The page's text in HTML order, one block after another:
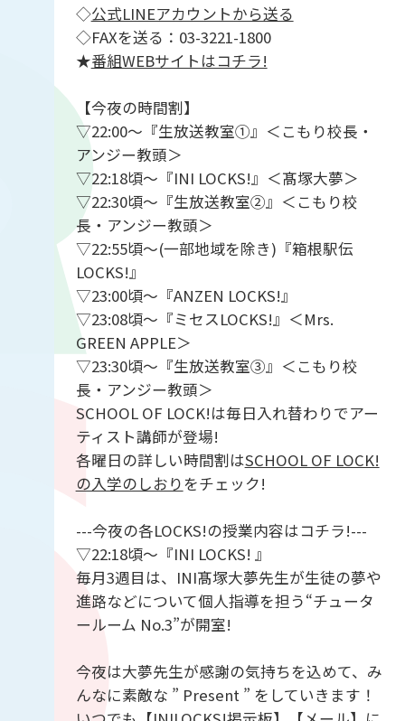
◇公式LINEアカウントから送る
◇FAXを送る：03-3221-1800
★番組WEBサイトはコチラ!
【今夜の時間割】
▽22:00～『生放送教室①』＜こもり校長・
アンジー教頭＞
▽22:18頃～『INI LOCKS!』＜髙塚大夢＞
▽22:30頃～『生放送教室②』＜こもり校
長・アンジー教頭＞
▽22:55頃～(一部地域を除き)『箱根駅伝
LOCKS!』
▽23:00頃～『ANZEN LOCKS!』
▽23:08頃～『ミセスLOCKS!』＜Mrs.
GREEN APPLE＞
▽23:30頃～『生放送教室③』＜こもり校
長・アンジー教頭＞
SCHOOL OF LOCK!は毎日入れ替わりでアー
ティスト講師が登場!
各曜日の詳しい時間割はSCHOOL OF LOCK!
の入学のしおりをチェック!
---今夜の各LOCKS!の授業内容はコチラ!---
▽22:18頃～『INI LOCKS! 』
毎月3週目は、INI髙塚大夢先生が生徒の夢や
進路などについて個人指導を担う“チュータ
ールーム No.3”が開室!
今夜は大夢先生が感謝の気持ちを込めて、み
んなに素敵な ” Present ” をしていきます！